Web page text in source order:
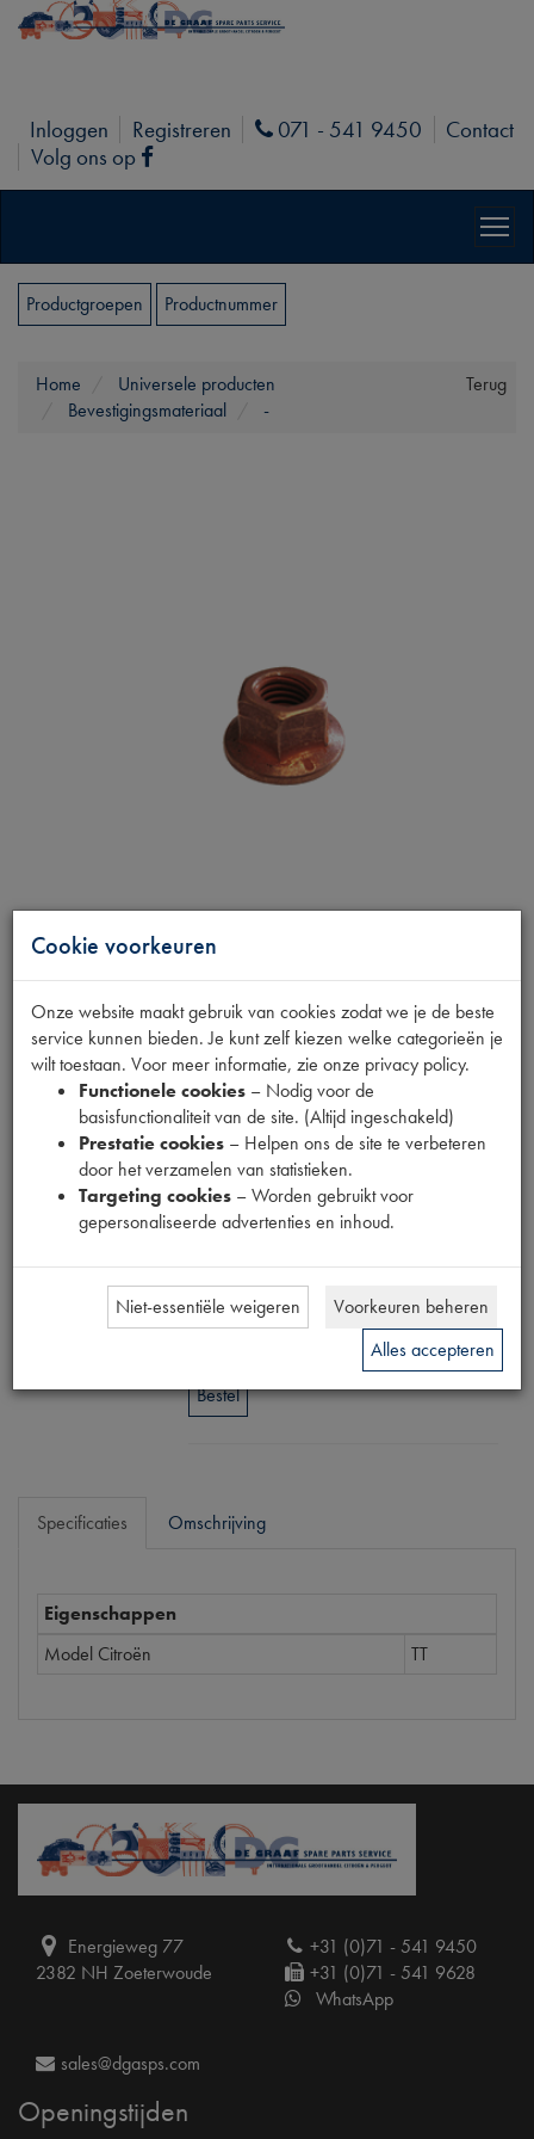
Inloggen Registreren Phone
071 - 541 9450
Contact
Volg ons op
Facebook
Productgroepen Productnummer
Terug
Home
Universele producten
Bevestigingsmateriaal
-
BORGMOER
M7 KOPER
Productnummer
Prijs
€1,31 08excl. btw)
Bestel
Specificaties Omschrijving
Eigenschappen
Model Citroën
TT
Energieweg 77
2382 NH Zoeterwoude
+31 (0)71 - 541 9450
+31 (0)71 - 541 9628
WhatsApp
sales@dgasps.com
Openingstijden
Cookie voorkeuren
Onze website maakt gebruik van cookies zodat we je de beste
service kunnen bieden. Je kunt zelf kiezen welke categorieën je
wilt toestaan. Voor meer informatie, zie onze privacy policy.
Functionele cookies – Nodig voor de
basisfunctionaliteit van de site. (Altijd ingeschakeld)
Prestatie cookies – Helpen ons de site te verbeteren
door het verzamelen van statistieken.
Targeting cookies – Worden gebruikt voor
gepersonaliseerde advertenties en inhoud.
Niet-essentiële weigeren
Voorkeuren beheren
Alles accepteren